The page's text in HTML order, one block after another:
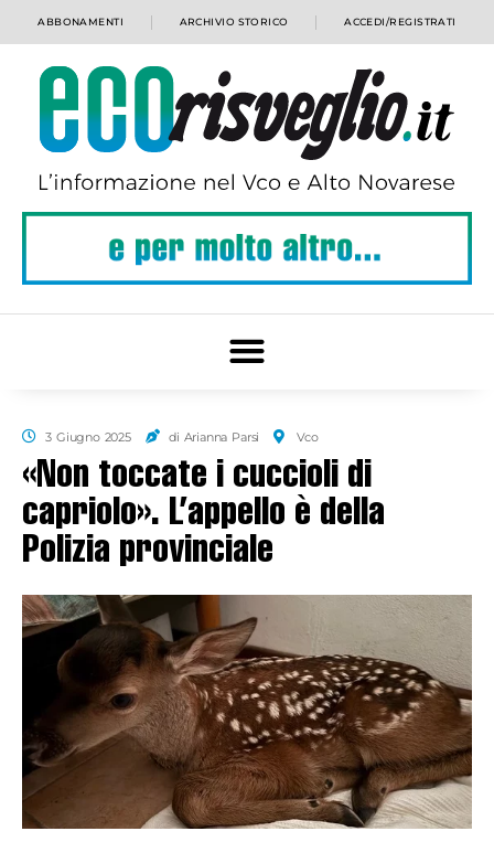
ABBONAMENTI ARCHIVIO STORICO ACCEDI/REGISTRATI
3 Giugno 2025 di Arianna Parsi Vco
«Non toccate i cuccioli di
capriolo». L’appello è della
Polizia provinciale